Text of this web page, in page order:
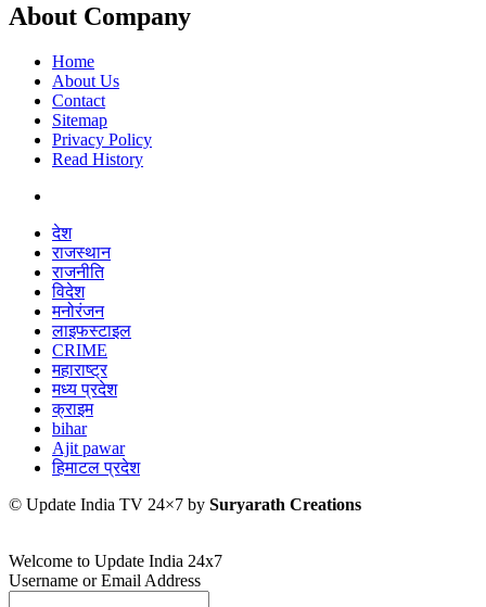
About Company
Home
About Us
Contact
Sitemap
Privacy Policy
Read History
देश
राजस्थान
राजनीति
विदेश
मनोरंजन
लाइफस्टाइल
CRIME
महाराष्ट्र
मध्य प्रदेश
क्राइम
bihar
Ajit pawar
हिमाटल प्रदेश
© Update India TV 24×7 by Suryarath Creations
Welcome to Update India 24x7
Username or Email Address